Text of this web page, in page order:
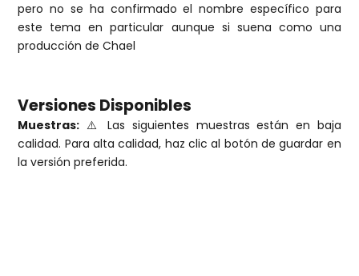
pero no se ha confirmado el nombre específico para
este tema en particular aunque si suena como una
producción de Chael
Versiones Disponibles
Muestras: ⚠️ Las siguientes muestras están en baja
calidad. Para alta calidad, haz clic al botón de guardar en
la versión preferida.